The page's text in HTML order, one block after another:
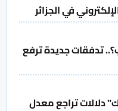
في الجزائر
تدفقات جديدة ترفع
دلالات تراجع معدل